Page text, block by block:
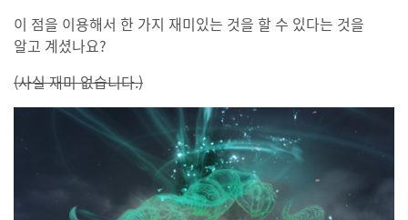
이 점을 이용해서 한 가지 재미있는 것을 할 수 있다는 것을
알고 계셨나요?
(사실 재미 없습니다.)